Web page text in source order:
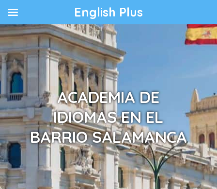
ACADEMIA DE
IDIOMAS EN EL
BARRIO SALAMANCA
English Plus